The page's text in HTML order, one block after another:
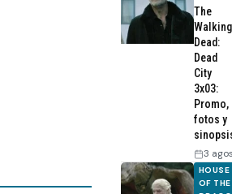
The
Walking
Dead:
Dead
City
3x03:
Promo,
fotos y
3
HOUSE
OF THE